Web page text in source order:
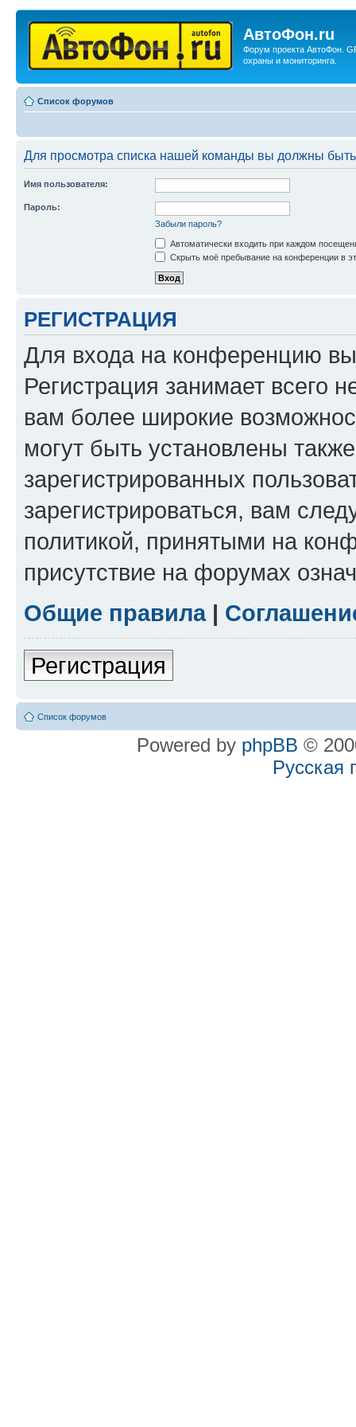
АвтоФон.ru
Форум проекта АвтоФон.
охраны и мониторинга.
Список форумов
Для просмотра списка нашей команды вы должны
Имя пользователя:
Пароль:
Забыли пароль?
Автоматически входить при каждом
Скрыть моё пребывание на конференции в
РЕГИСТРАЦИЯ
Для входа на конференцию
Регистрация занимает всего
вам более широкие
могут быть установлены
зарегистрированных
зарегистрироваться, вам
политикой, принятыми на
присутствие на форумах
Общие правила|
Регистрация
Список форумов
Powered by phpBB ©
Русская